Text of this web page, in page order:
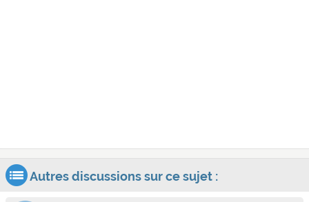
Autres discussions sur ce sujet :